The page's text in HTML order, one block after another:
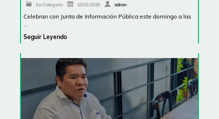
Sin Categoría 10/01/2026 admin
Celebran con Junta de Información Pública este domingo a las
Seguir Leyendo